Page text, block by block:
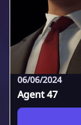
06/06/2024
Agent 47